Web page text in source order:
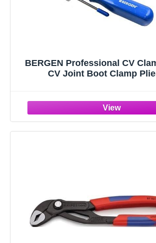
BERGEN Professional CV
CV Joint Boot Clamp